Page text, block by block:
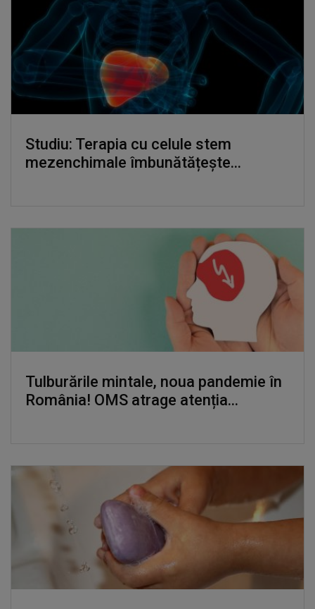
Studiu: Terapia cu celule stem
mezenchimale îmbunătățește...
Tulburările mintale, noua pandemie în
România! OMS atrage atenția...